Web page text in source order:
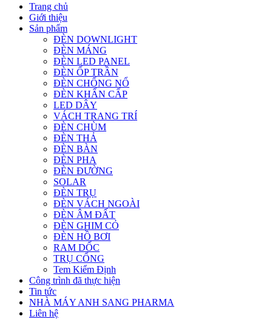
Trang chủ
Giới thiệu
Sản phẩm
ĐÈN DOWNLIGHT
ĐÈN MÁNG
ĐÈN LED PANEL
ĐÈN ỐP TRẦN
ĐÈN CHỐNG NỔ
ĐÈN KHẨN CẤP
LED DÂY
VÁCH TRANG TRÍ
ĐÈN CHÙM
ĐÈN THẢ
ĐÈN BÀN
ĐÈN PHA
ĐÈN ĐƯỜNG
SOLAR
ĐÈN TRỤ
ĐÈN VÁCH NGOÀI
ĐÈN ÂM ĐẤT
ĐÈN GHIM CỎ
ĐÈN HỒ BƠI
RAM DỐC
TRỤ CỔNG
Tem Kiểm Định
Công trình đã thực hiện
Tin tức
NHÀ MÁY ANH SANG PHARMA
Liên hệ